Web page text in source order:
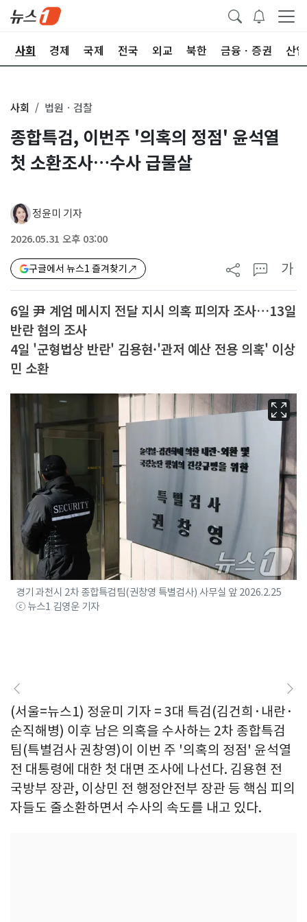
사회 경제 국제 전국 외교 북한 금융ㆍ증권 산업
사회 법원ㆍ검찰
종합특검, 이번주 '의혹의 정점' 윤석열
첫 소환조사…수사 급물살
정윤미 기자
2026.05.31 오후 03:00
구글에서 뉴스1 즐겨찾기 가
6일 尹 계엄 메시지 전달 지시 의혹 피의자 조사…13일
반란 혐의 조사
4일 '군형법상 반란' 김용현·'관저 예산 전용 의혹' 이상
민 소환
경기 과천시 2차 종합특검팀(권창영 특별검사) 사무실 앞 2026.2.25
ⓒ 뉴스1 김영운 기자
(서울=뉴스1) 정윤미 기자 = 3대 특검(김건희·내란·
순직해병) 이후 남은 의혹을 수사하는 2차 종합특검
팀(특별검사 권창영)이 이번 주 '의혹의 정점' 윤석열
전 대통령에 대한 첫 대면 조사에 나선다. 김용현 전
국방부 장관, 이상민 전 행정안전부 장관 등 핵심 피의
자들도 줄소환하면서 수사의 속도를 내고 있다.